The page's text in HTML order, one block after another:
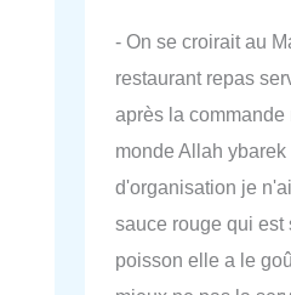
- On se croirait au
restaurant repas
après la commande
monde Allah
d'organisation je
sauce rouge qui est
poisson elle a le